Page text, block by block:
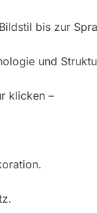
bis zur
und
klicken –